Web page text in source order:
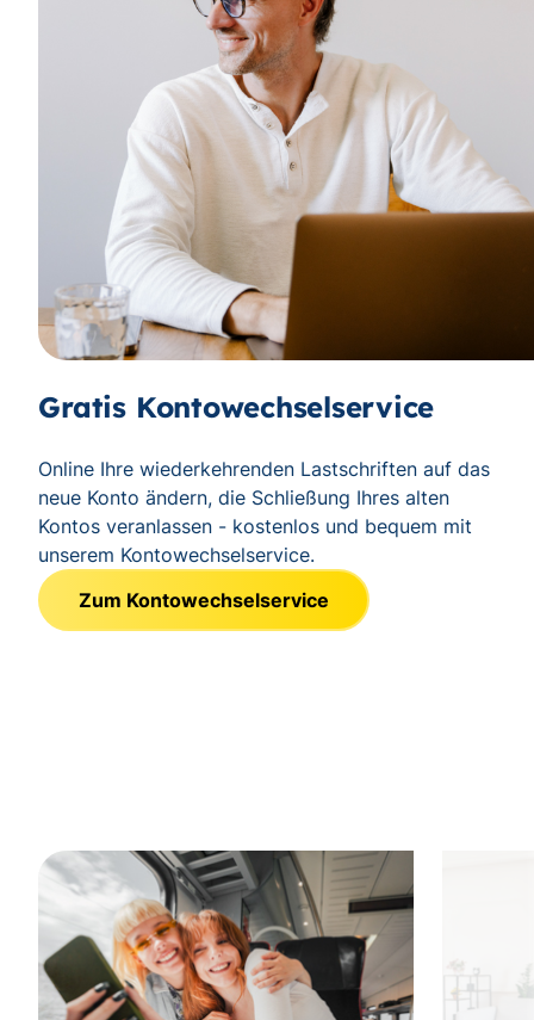
Gratis Kontowechselservice
Online Ihre wiederkehrenden Lastschriften auf das
neue Konto ändern, die Schließung Ihres alten
Kontos veranlassen - kostenlos und bequem mit
unserem Kontowechselservice.
Zum Kontowechselservice